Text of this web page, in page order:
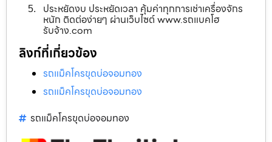
ประหยัดงบ ประหยัดเวลา คุ้มค่าทุกการเช่าเครื่องจักร
หนัก ติดต่อง่ายๆ ผ่านเว็บไซต์ www.รถแบคโฮ
รับจ้าง.com
ลิงก์ที่เกี่ยวข้อง
รถแม็คโครขุดบ่อจอมทอง
รถแม็คโครขุดบ่อจอมทอง
รถแม็คโครขุดบ่อจอมทอง